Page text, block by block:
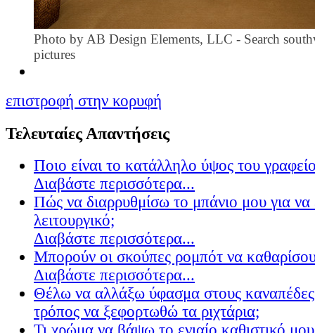
Photo by AB Design Elements, LLC - Search
pictures
επιστροφή στην κορυφή
Τελευταίες Απαντήσεις
Ποιο είναι το κατάλληλο ύψος του
Διαβάστε περισσότερα...
Πώς να διαρρυθμίσω το μπάνιο μου για να
λειτουργικό;
Διαβάστε περισσότερα...
Μπορούν οι σκούπες ρομπότ να
Διαβάστε περισσότερα...
Θέλω να αλλάξω ύφασμα στους
τρόπος να ξεφορτωθώ τα ριχτάρια;